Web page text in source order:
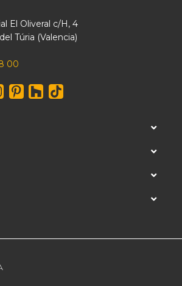
El Oliveral c/H, 4
Túria (Valencia)
00